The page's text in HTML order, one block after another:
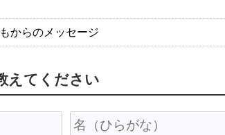
からのメッセージ
えてください